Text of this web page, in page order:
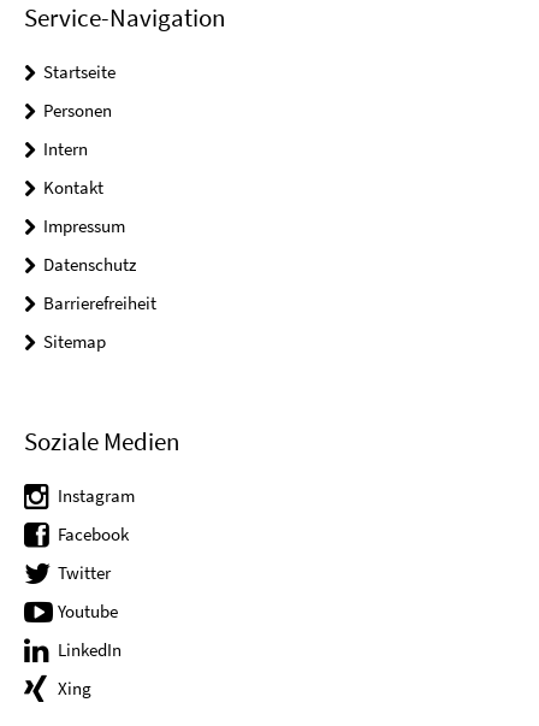
Service-Navigation
Startseite
Personen
Intern
Kontakt
Impressum
Datenschutz
Barrierefreiheit
Sitemap
Soziale Medien
Instagram
Facebook
Twitter
Youtube
LinkedIn
Xing